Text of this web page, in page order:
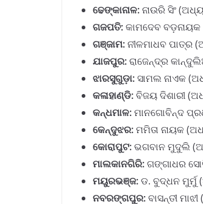
ଢେଙ୍କାନାଳ:ନାଉରି ସିଂ
ଗଜପତି:କାମଦେବ
ଗଞ୍ଜାମ:ନୀଳମାଧବ ପାତ୍ର
ଯାଜପୁର:ରାଜେନ୍ଦ୍ର
ଝାରସୁଗୁଡ଼ା:ସାମଲ ନାଏକ
କଳାହାଣ୍ଡି:ବିଜୟ ଦିଶାରୀ
କନ୍ଧମାଳ:ମାନଗୋବିନ୍ଦ
କେନ୍ଦୁଝର:ମମିତା ନାୟକ
କୋରାପୁଟ:ଭଗବାନ ମୁଦୁଲି
ମାଲକାନଗିରି:ଗଙ୍ଗାଧର
ମୟୁରଭଞ୍ଜ:ଡ. ବୁଦ୍ଧନ
ନବରଙ୍ଗପୁର:ବାସନ୍ତୀ